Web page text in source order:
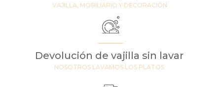
VAJILLA, MOBILIARIO Y DECORACIÓN
Devolución de vajilla sin lavar
NOSOTROS LAVAMOS LOS PLATOS